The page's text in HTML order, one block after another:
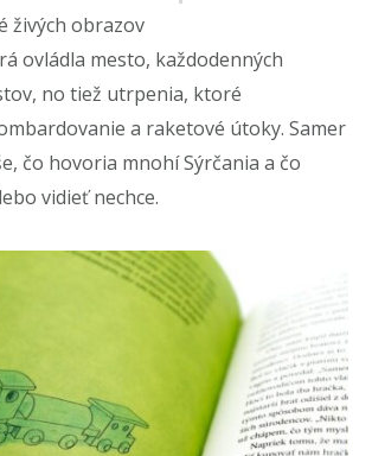
živých obrazov
ovládla mesto, každodenných
no tiež utrpenia, ktoré
a raketové útoky. Samer
čo hovoria mnohí Sýrčania a čo
vidieť nechce.